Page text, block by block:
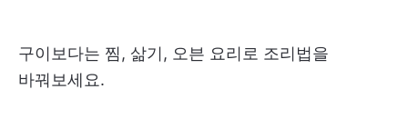
구이보다는 찜, 삶기, 오븐 요리로 조리법을
바꿔보세요.